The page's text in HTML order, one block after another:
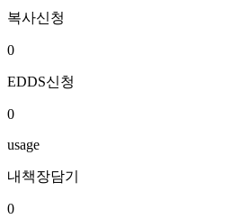
복사신청
0
EDDS신청
0
usage
내책장담기
0